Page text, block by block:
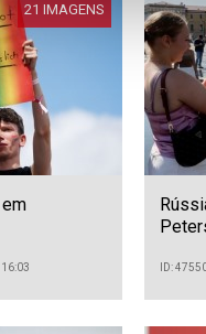
21 IMAGENS
ID: